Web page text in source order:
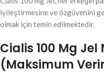
iyileştirmesine ve özgüvenini
olmak için temin edilmektedir.
Cialis 100 Mg Jel
(Maksimum